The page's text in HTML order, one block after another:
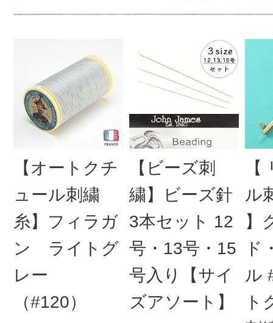
【オートクチ
ュール刺繍
糸】フィラガ
ン ライトグ
レー
（#120）
【ビーズ刺
繍】ビーズ針
3本セット 12
号・13号・15
号入り【サイ
ズアソート】
ル
】
ド
ル
ト